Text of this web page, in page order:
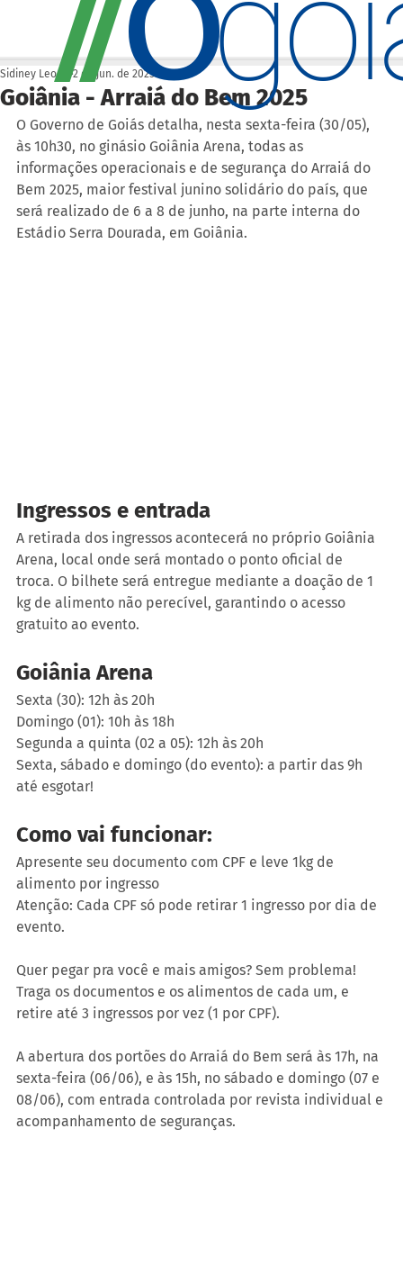
Goiânia - Arraiá do Bem 2025
Sidiney Leonis 2 de jun. de 2025
O Governo de Goiás detalha, nesta sexta-feira (30/05),
às 10h30, no ginásio Goiânia Arena, todas as
informações operacionais e de segurança do Arraiá do
Bem 2025, maior festival junino solidário do país, que
será realizado de 6 a 8 de junho, na parte interna do
Estádio Serra Dourada, em Goiânia.
Ingressos e entrada
A retirada dos ingressos acontecerá no próprio Goiânia
Arena, local onde será montado o ponto oficial de
troca. O bilhete será entregue mediante a doação de 1
kg de alimento não perecível, garantindo o acesso
gratuito ao evento.
Goiânia Arena
Sexta (30): 12h às 20h
Domingo (01): 10h às 18h
Segunda a quinta (02 a 05): 12h às 20h
Sexta, sábado e domingo (do evento): a partir das 9h
até esgotar!
Como vai funcionar:
Apresente seu documento com CPF e leve 1kg de
alimento por ingresso
Atenção: Cada CPF só pode retirar 1 ingresso por dia de
evento.
Quer pegar pra você e mais amigos? Sem problema!
Traga os documentos e os alimentos de cada um, e
retire até 3 ingressos por vez (1 por CPF).
A abertura dos portões do Arraiá do Bem será às 17h, na
sexta-feira (06/06), e às 15h, no sábado e domingo (07 e
08/06), com entrada controlada por revista individual e
acompanhamento de seguranças.